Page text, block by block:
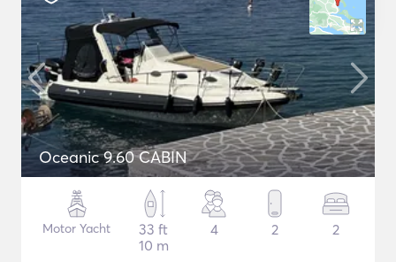
Oceanic 9.60 CABIN
Motor Yacht
33 ft
10 m
4 2 2